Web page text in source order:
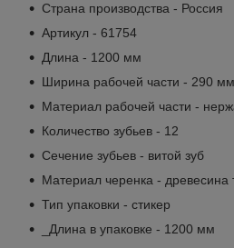
Страна производства - Россия
Артикул - 61754
Длина - 1200 мм
Ширина рабочей части - 290 мм
Материал рабочей части -
Количество зубьев - 12
Сечение зубьев - витой зуб
Материал черенка - древесина
Тип упаковки - стикер
_Длина в упаковке - 1200 мм